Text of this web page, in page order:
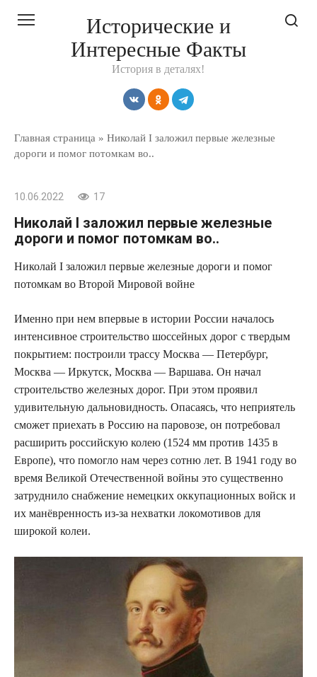
Исторические и
Интересные Факты
История в деталях!
Главная страница » Николай I заложил первые железные
дороги и помог потомкам во..
10.06.2022 17
Николай I заложил первые железные
дороги и помог потомкам во..
Николай I заложил первые железные дороги и помог
потомкам во Второй Мировой войне
Именно при нем впервые в истории России началось
интенсивное строительство шоссейных дорог с твердым
покрытием: построили трассу Москва — Петербург,
Москва — Иркутск, Москва — Варшава. Он начал
строительство железных дорог. При этом проявил
удивительную дальновидность. Опасаясь, что неприятель
сможет приехать в Россию на паровозе, он потребовал
расширить российскую колею (1524 мм против 1435 в
Европе), что помогло нам через сотню лет. В 1941 году во
время Великой Отечественной войны это существенно
затруднило снабжение немецких оккупационных войск и
их манёвренность из-за нехватки локомотивов для
широкой колеи.